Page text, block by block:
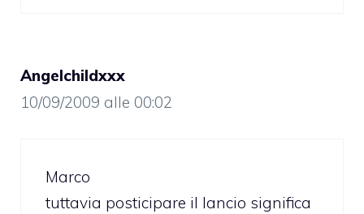
Angelchildxxx
10/09/2009 alle 00:02
Marco
tuttavia posticipare il lancio significa